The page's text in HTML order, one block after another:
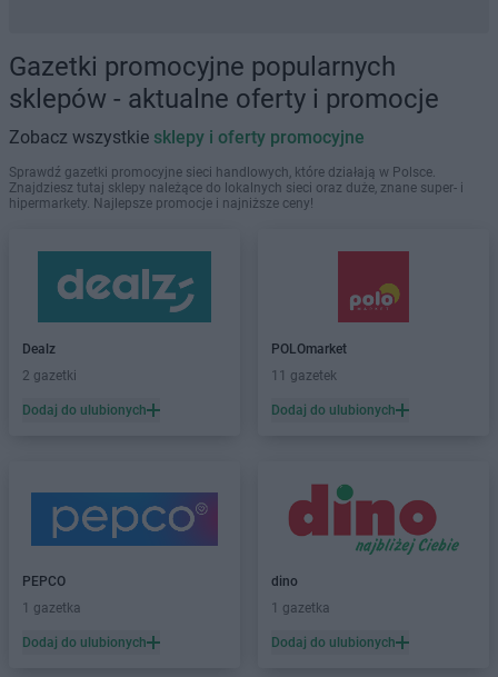
Gazetki promocyjne popularnych
sklepów - aktualne oferty i promocje
Zobacz wszystkie sklepy i oferty promocyjne
Sprawdź gazetki promocyjne sieci handlowych, które działają w Polsce.
Znajdziesz tutaj sklepy należące do lokalnych sieci oraz duże, znane super- i
hipermarkety. Najlepsze promocje i najniższe ceny!
Dealz
2 gazetki
Dodaj do ulubionych
POLOmarket
11 gazetek
Dodaj do ulubionych
PEPCO
1 gazetka
Dodaj do ulubionych
dino
1 gazetka
Dodaj do ulubionych